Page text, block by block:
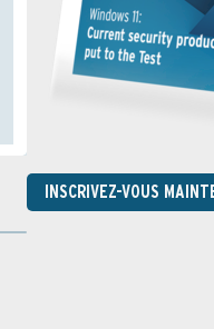
OCT
INSCRIVEZ-VOUS